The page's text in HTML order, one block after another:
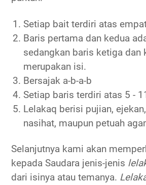
Setiap bait terdiri atas
Baris pertama dan kedua
sedangkan baris ketiga dan
merupakan isi.
Bersajak a-b-a-b
Setiap baris terdiri atas 5 -
Lelakaq berisi pujian,
nasihat, maupun petuah
Selanjutnya kami akan
kepada Saudara jenis-jenis
dari isinya atau temanya.